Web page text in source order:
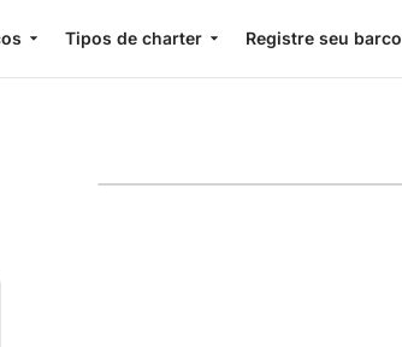
Tipos de charter Registre seu barco